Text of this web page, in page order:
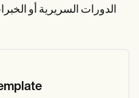
الدورات السريرية أو